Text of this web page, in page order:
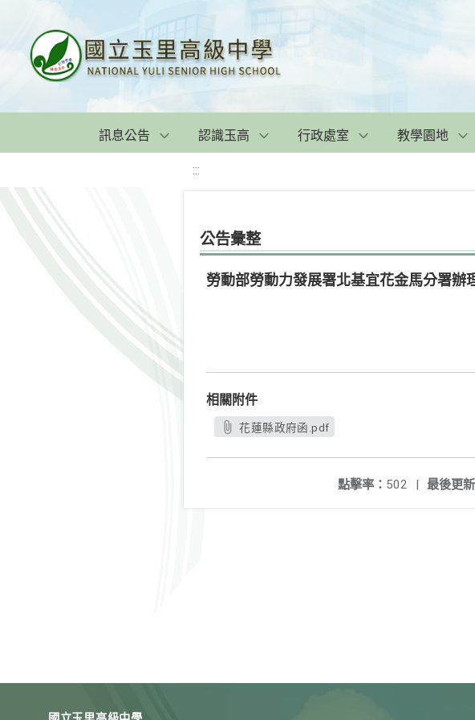
訊息公告 認識玉高 行政處室 教學園地
:::
公告彙整
勞動部勞動力發展署北基宜花金馬分署辦
相關附件
花蓮縣政府函.pdf
最後更
點擊率： 502 |